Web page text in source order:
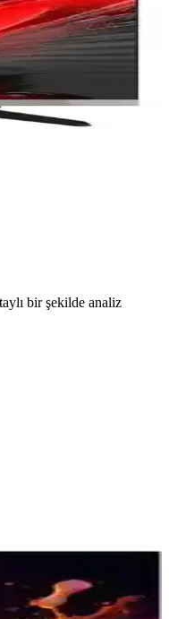
bir şekilde analiz
özellikleri ve tercih